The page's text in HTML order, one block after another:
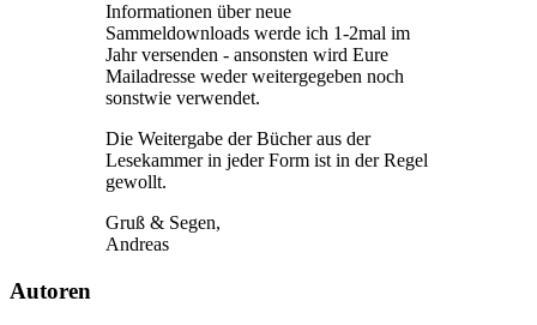
Informationen über neue
Sammeldownloads werde ich 1-2mal im
Jahr versenden - ansonsten wird Eure
Mailadresse weder weitergegeben noch
sonstwie verwendet.
Die Weitergabe der Bücher aus der
Lesekammer in jeder Form ist in der Regel
gewollt.
Gruß & Segen,
Andreas
Autoren